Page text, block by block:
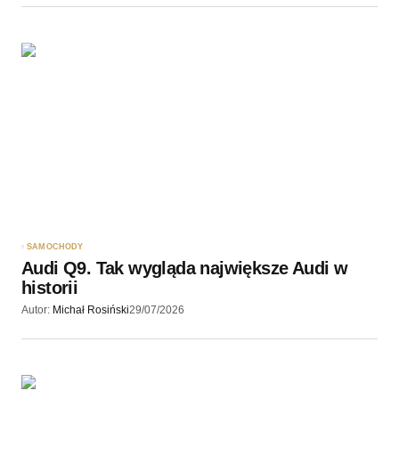
SAMOCHODY
Audi Q9. Tak wygląda największe Audi w
historii
Autor: Michał Rosiński29/07/2026